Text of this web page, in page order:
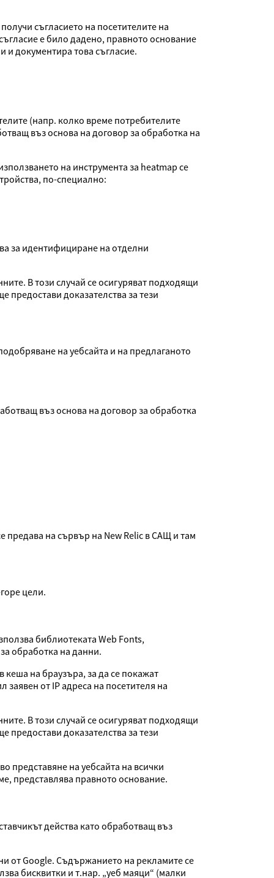
съгласието на посетителите на
е било дадено, правното основание
и документира това съгласие.
(напр. колко време потребителите
въз основа на договор за обработка на
на инструмента за heatmap се
по-специално:
за идентифициране на отделни
В този случай се осигуряват подходящи
предостави доказателства за тези
на уебсайта и на предлаганото
въз основа на договор за обработка
предава на сървър на New Relic в САЩ и там
цели.
библиотеката Web Fonts,
обработка на данни.
на браузъра, за да се покажат
от IP адреса на посетителя на
В този случай се осигуряват подходящи
предостави доказателства за тези
представяне на уебсайта на всички
представлява правното основание.
действа като обработващ въз
от Google. Съдържанието на рекламите се
бисквитки и т.нар. „уеб маяци“ (малки